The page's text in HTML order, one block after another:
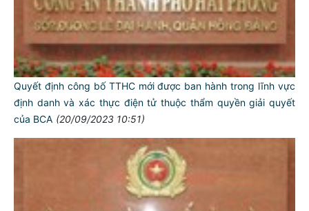
Quyết định công bố TTHC mới được ban hành trong lĩnh vực
định danh và xác thực điện tử thuộc thẩm quyền giải quyết
của BCA (20/09/2023 10:51)